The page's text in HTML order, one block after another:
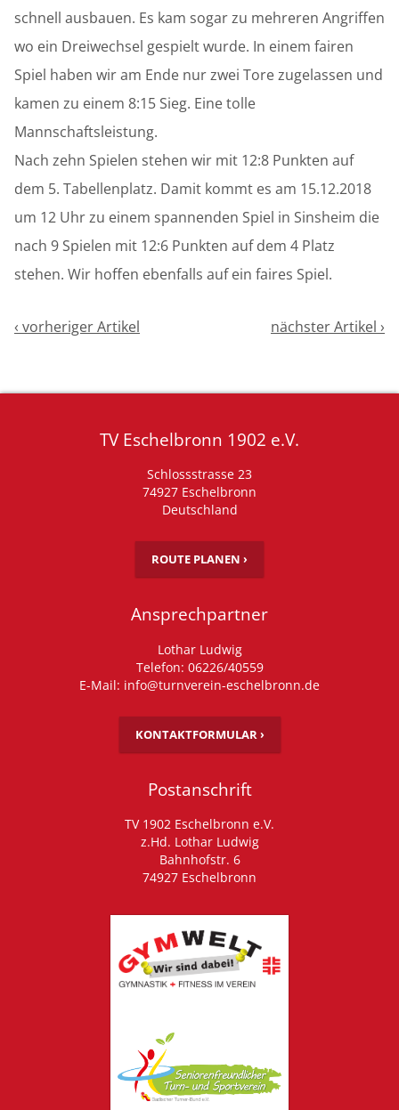
schnell ausbauen. Es kam sogar zu mehreren Angriffen
wo ein Dreiwechsel gespielt wurde. In einem fairen
Spiel haben wir am Ende nur zwei Tore zugelassen und
kamen zu einem 8:15 Sieg. Eine tolle
Mannschaftsleistung.
Nach zehn Spielen stehen wir mit 12:8 Punkten auf
dem 5. Tabellenplatz. Damit kommt es am 15.12.2018
um 12 Uhr zu einem spannenden Spiel in Sinsheim die
nach 9 Spielen mit 12:6 Punkten auf dem 4 Platz
stehen. Wir hoffen ebenfalls auf ein faires Spiel.
‹ vorheriger Artikel nächster Artikel ›
TV Eschelbronn 1902 e.V.
Schlossstrasse 23
74927 Eschelbronn
Deutschland
ROUTE PLANEN ›
Ansprechpartner
Lothar Ludwig
Telefon: 06226/40559
E-Mail: info@turnverein-eschelbronn.de
KONTAKTFORMULAR ›
Postanschrift
TV 1902 Eschelbronn e.V.
z.Hd. Lothar Ludwig
Bahnhofstr. 6
74927 Eschelbronn